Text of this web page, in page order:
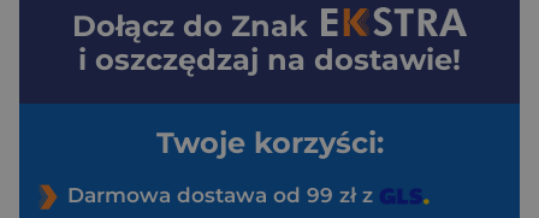
Dołącz do Znak
i oszczędzaj na dostawie!
Twoje korzyści:
Darmowa dostawa od 99 zł z